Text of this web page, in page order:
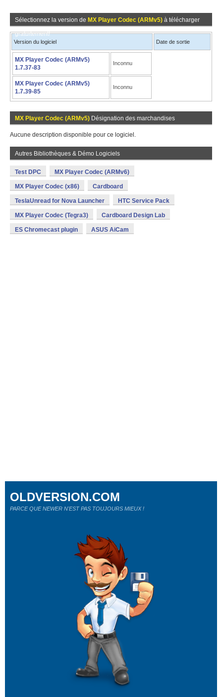
Sélectionnez la version de MX Player Codec (ARMv5) à télécharger
gratuitement!
Version du logiciel Date de sortie
MX Player Codec (ARMv5)
1.7.37-83
Inconnu
MX Player Codec (ARMv5)
1.7.39-85
Inconnu
MX Player Codec (ARMv5) Désignation des marchandises
Aucune description disponible pour ce logiciel.
Autres Bibliothèques & Démo Logiciels
Test DPC MX Player Codec (ARMv6)
MX Player Codec (x86) Cardboard
TeslaUnread for Nova Launcher HTC Service Pack
MX Player Codec (Tegra3) Cardboard Design Lab
ES Chromecast plugin ASUS AiCam
OLDVERSION.COM
PARCE QUE NEWER N'EST PAS TOUJOURS MIEUX !